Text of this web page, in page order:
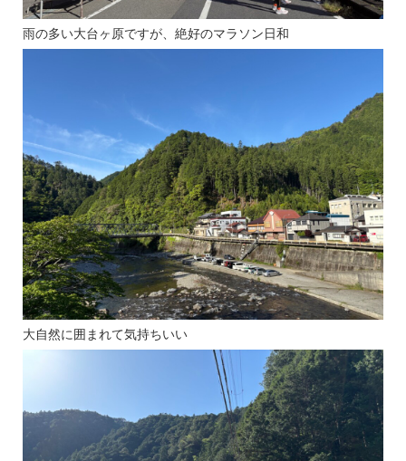
雨の多い大台ヶ原ですが、絶好のマラソン日和
大自然に囲まれて気持ちいい